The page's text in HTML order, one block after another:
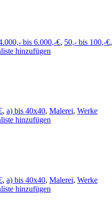
bis 6.000,-€, 50,- bis 100,-€,
hinzufügen
, a) bis 40x40, Malerei, Werke
hinzufügen
, a) bis 40x40, Malerei, Werke
hinzufügen